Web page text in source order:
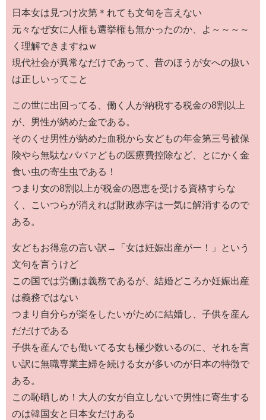
日本女は見つけ次第＊れても文句を言えない
元々なぜ女に人権も選挙権も無かったのか、よ～～～～
く理解できますねｗ
現代社会が異常なだけであって、昔のほうが女への扱い
は正しいってこと
この世に出回ってる、働く人が納税する税金の8割以上
が、男性が納めた金である。
そのくせ男性が納めた血税から女どもの年金第三号被保
険やら無駄なババァどもの医療費控除など、とにかく金
食い虫の寄生虫である！
つまり女の8割以上が税金の恩恵を受ける資格すらな
く、こいつらが消えれば財政赤字は一気に解消するので
ある。
女どもお得意の言い訳→「女は妊娠出産がー！」という
文句を言うけど
この国では労働は義務であるが、結婚どころか妊娠出産
は義務ではない
つまり自分らが楽をしたいがために結婚し、子供を産ん
だだけである
子供を産んでも働いてる女も極少数いるのに、それを言
い訳に無職専業主婦を続ける女が多いのが日本の特徴で
ある。
この恥晒しめ！大人の女が自立しないで男性に寄生する
のは韓国女と日本女だけある